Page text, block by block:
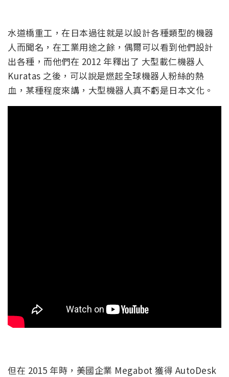
水道橋重工，在日本過往就是以設計各種類型的機器
人而聞名，在工業用途之餘，偶爾可以看到他們設計
出各種，而他們在 2012 年釋出了 大型載仁機器人
Kuratas 之後，可以說是燃起全球機器人粉絲的熱
血，某種程度來講，大型機器人真不虧是日本文化。
但在 2015 年時，美國企業 Megabot 獲得 AutoDesk